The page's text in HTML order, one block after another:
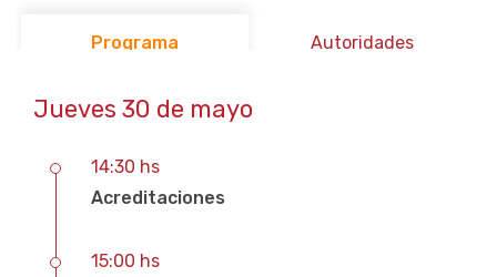
Programa Autoridades
Jueves 30 de mayo
14:30 hs
Acreditaciones
15:00 hs